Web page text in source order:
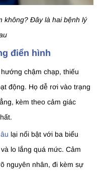
không? Đây là hai bệnh lý
điển hình
chậm chạp, thiếu
động. Họ dễ rơi vào trạng
kèm theo cảm giác
lại nổi bật với ba biểu
lo lắng quá mức. Cảm
nguyên nhân, đi kèm sự